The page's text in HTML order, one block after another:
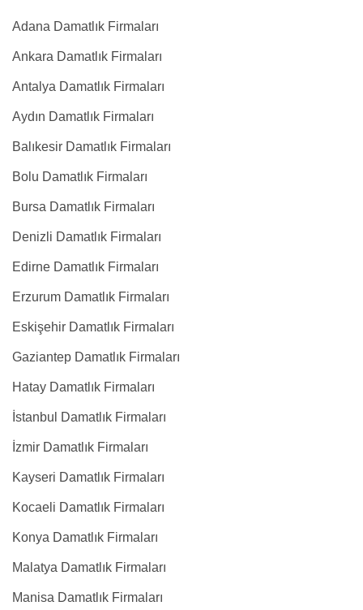
Adana Damatlık Firmaları
Ankara Damatlık Firmaları
Antalya Damatlık Firmaları
Aydın Damatlık Firmaları
Balıkesir Damatlık Firmaları
Bolu Damatlık Firmaları
Bursa Damatlık Firmaları
Denizli Damatlık Firmaları
Edirne Damatlık Firmaları
Erzurum Damatlık Firmaları
Eskişehir Damatlık Firmaları
Gaziantep Damatlık Firmaları
Hatay Damatlık Firmaları
İstanbul Damatlık Firmaları
İzmir Damatlık Firmaları
Kayseri Damatlık Firmaları
Kocaeli Damatlık Firmaları
Konya Damatlık Firmaları
Malatya Damatlık Firmaları
Manisa Damatlık Firmaları